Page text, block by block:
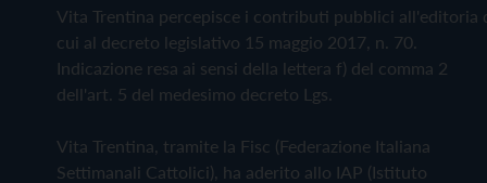
Vita Trentina percepisce i contributi pubblici all'editoria
cui al decreto legislativo 15 maggio 2017, n. 70.
Indicazione resa ai sensi della lettera f) del comma 2
dell'art. 5 del medesimo decreto Lgs.
Vita Trentina, tramite la Fisc (Federazione Italiana
Settimanali Cattolici), ha aderito allo IAP (Istituto